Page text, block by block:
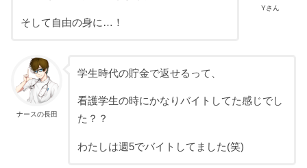
Yさん
そして自由の身に…！
ナースの長田
学生時代の貯金で返せるって、
看護学生の時にかなりバイトしてた感じでし
た？？
わたしは週5でバイトしてました(笑)